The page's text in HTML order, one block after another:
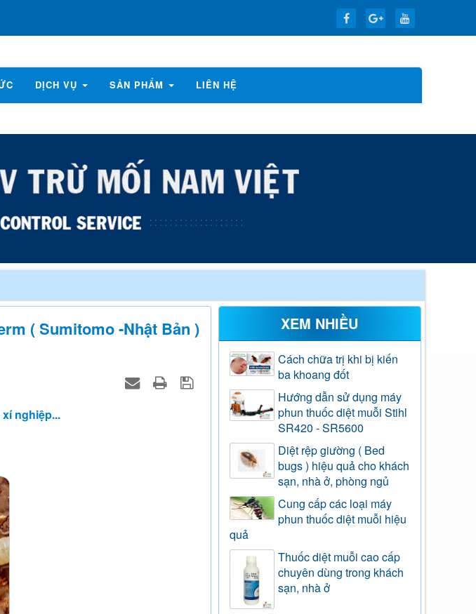
DỊCH VỤ SẢN PHẨM LIÊN HỆ
( Sumitomo -Nhật Bản )
nghiệp...
XEM NHIỀU
Cách chữa trị khi bị kiến
ba khoang đốt
Hướng dẫn sử dụng máy
phun thuốc diệt muỗi Stihl
SR420 - SR5600
Diệt rệp giường ( Bed
bugs ) hiệu quả cho khách
sạn, nhà ở, phòng ngủ
Cung cấp các loại máy
phun thuốc diệt muỗi hiệu
quả
Thuốc diệt muỗi cao cấp
chuyên dùng trong khách
sạn, nhà ở